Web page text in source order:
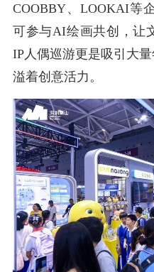
COOBBY、LOOKAI等
可参与AI绘画共创，让
IP人偶巡游更是吸引大
溢着创意活力。